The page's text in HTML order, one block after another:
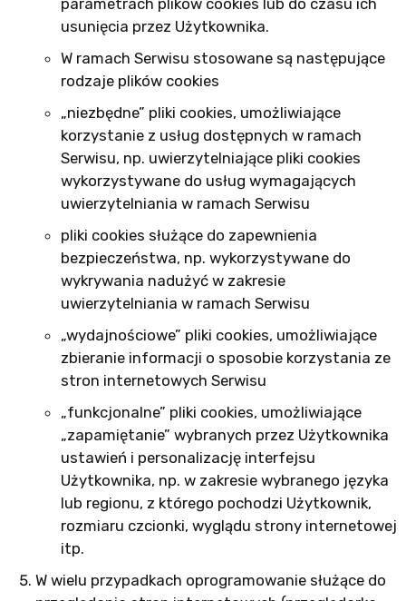
parametrach plików cookies lub do czasu ich
usunięcia przez Użytkownika.
W ramach Serwisu stosowane są następujące
rodzaje plików cookies
„niezbędne” pliki cookies, umożliwiające
korzystanie z usług dostępnych w ramach
Serwisu, np. uwierzytelniające pliki cookies
wykorzystywane do usług wymagających
uwierzytelniania w ramach Serwisu
pliki cookies służące do zapewnienia
bezpieczeństwa, np. wykorzystywane do
wykrywania nadużyć w zakresie
uwierzytelniania w ramach Serwisu
„wydajnościowe” pliki cookies, umożliwiające
zbieranie informacji o sposobie korzystania ze
stron internetowych Serwisu
„funkcjonalne” pliki cookies, umożliwiające
„zapamiętanie” wybranych przez Użytkownika
ustawień i personalizację interfejsu
Użytkownika, np. w zakresie wybranego języka
lub regionu, z którego pochodzi Użytkownik,
rozmiaru czcionki, wyglądu strony internetowej
itp.
W wielu przypadkach oprogramowanie służące do